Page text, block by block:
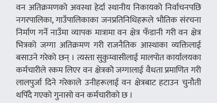
वन अतिक्रमणको अवस्था हेर्दा स्थानीय निकायको निर्वाचनपछि
नगरपालिका, गाउँपालिकाका जनप्रतिनिधिहरूले भौतिक संरचना
निर्माण गर्ने नाउँमा व्यापक मात्रामा वन क्षेत्र फँडानी गरी वन क्षेत्र
भित्रको जग्गा अतिक्रमण गरी राजनैतिक आस्थाका व्यक्तिलाई
बसाउने गरेको छन् । त्यस्ता सुकुम्वासीलाई मालपोत कार्यालयका
कर्मचारीले रकम लिएर वन क्षेत्रकोे जग्गालाई वैधता प्रमाणित गरी
लालपुर्जा दिने गरेकाले उनीहरूलाई वन क्षेत्रबाट हटाउन चुनौती
थपिँदै गएको गुनासो वन कर्मचारीको छ ।